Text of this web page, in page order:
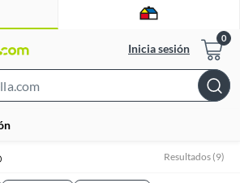
Inicia sesión
Bar
Resultados (9)